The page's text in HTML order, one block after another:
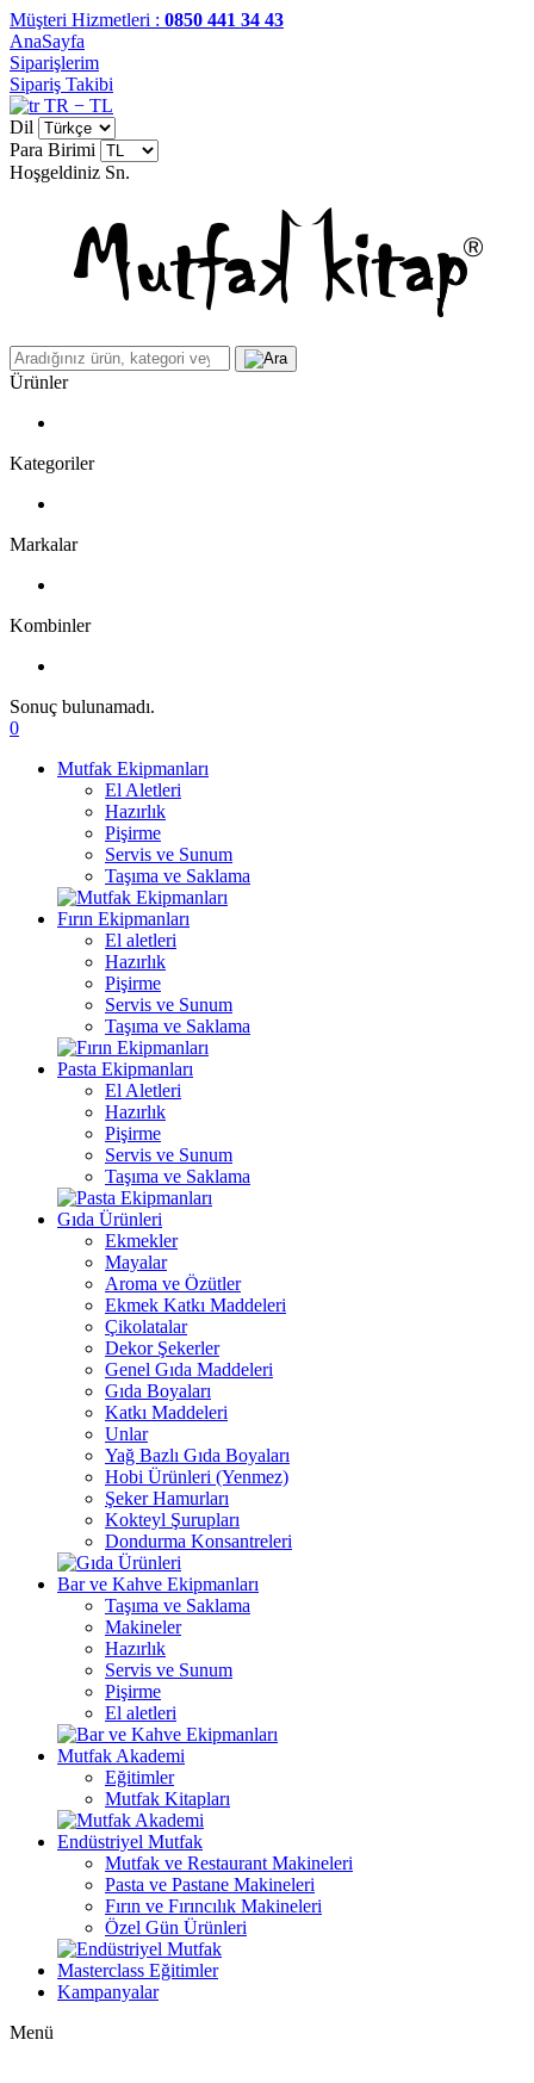
Müşteri Hizmetleri : 0850 441 34 43
AnaSayfa
Siparişlerim
Sipariş Takibi
TR − TL
Dil
Para Birimi
Hoşgeldiniz Sn.
Ürünler
Kategoriler
Markalar
Kombinler
Sonuç bulunamadı.
0
Mutfak Ekipmanları
El Aletleri
Hazırlık
Pişirme
Servis ve Sunum
Taşıma ve Saklama
Fırın Ekipmanları
El aletleri
Hazırlık
Pişirme
Servis ve Sunum
Taşıma ve Saklama
Pasta Ekipmanları
El Aletleri
Hazırlık
Pişirme
Servis ve Sunum
Taşıma ve Saklama
Gıda Ürünleri
Ekmekler
Mayalar
Aroma ve Özütler
Ekmek Katkı Maddeleri
Çikolatalar
Dekor Şekerler
Genel Gıda Maddeleri
Gıda Boyaları
Katkı Maddeleri
Unlar
Yağ Bazlı Gıda Boyaları
Hobi Ürünleri (Yenmez)
Şeker Hamurları
Kokteyl Şurupları
Dondurma Konsantreleri
Bar ve Kahve Ekipmanları
Taşıma ve Saklama
Makineler
Hazırlık
Servis ve Sunum
Pişirme
El aletleri
Mutfak Akademi
Eğitimler
Mutfak Kitapları
Endüstriyel Mutfak
Mutfak ve Restaurant Makineleri
Pasta ve Pastane Makineleri
Fırın ve Fırıncılık Makineleri
Özel Gün Ürünleri
Masterclass Eğitimler
Kampanyalar
Menü